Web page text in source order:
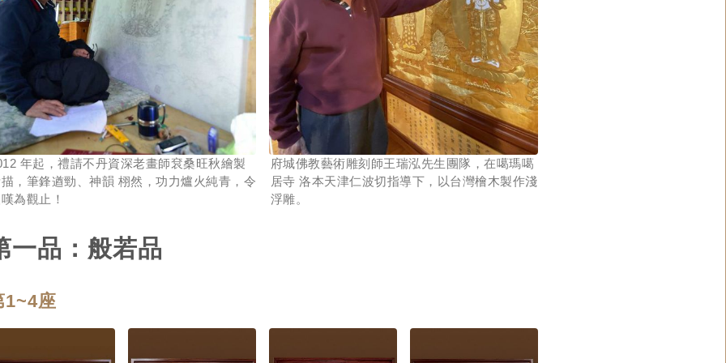
年起，禮請不丹資深老畫師袞桑旺秋繪製
，筆鋒遒勁、神韻 栩然，功力爐火純青，令
為觀止！
府城佛教藝術雕刻師王瑞泓先生團隊，在噶瑪噶
居寺 洛本天津仁波切指導下，以台灣檜木製作淺
浮雕。
一品：般若品
1~4座